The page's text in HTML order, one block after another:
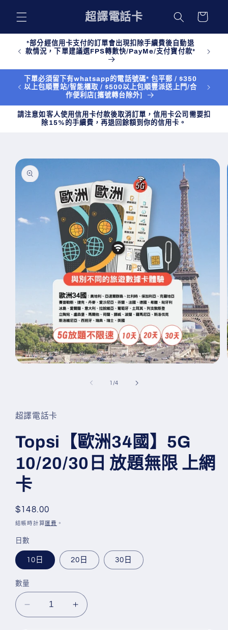
容
超譯電話卡
物
*部分經信用卡支付的訂單會出現扣除手續費後自動退
款情況，下單建議選FPS轉數快/PayMe/支付寶付款*
下單必須留下有whatsapp的電話號碼* 包平郵 / $350
以上包順豐站/智能櫃取 / $500以上包順豐派送上門/合
作便利店[攜號轉台除外]
請注意如客人使用信用卡付款後取消訂單，信用卡公司需要扣
除15%的手續費，再退回餘額到你的信用卡。
略過產
品資訊
中
啟
多
媒
體
案
1 //4
超譯電話卡
Topsi【歐洲34國】5G
10/20/30日 放題無限 上網
卡
定
價
$148.00
結帳時計算運費 。
日數
10日 20日 30日
數量
Topsi【歐